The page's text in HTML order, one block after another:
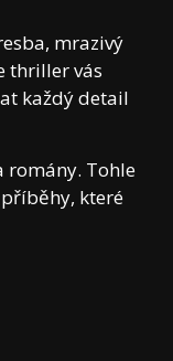
mrazivý
thriller vás
každý detail
romány. Tohle
které